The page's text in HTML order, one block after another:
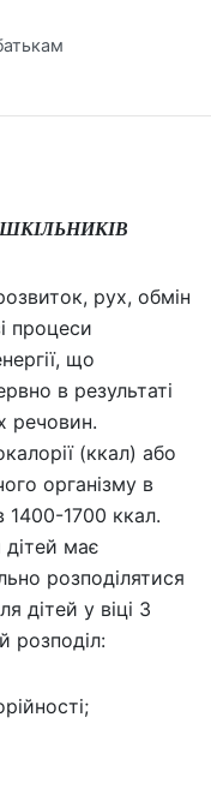
рух, обмін
процеси
що
в результаті
речовин.
(ккал) або
організму в
1400-1700 ккал.
дітей має
розподілятися
дітей у віці 3
розподіл: